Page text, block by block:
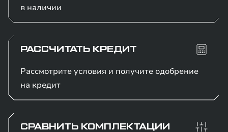
в наличии
РАССЧИТАТЬ КРЕДИТ
Рассмотрите условия и получите одобрение
на кредит
СРАВНИТЬ КОМПЛЕКТАЦИИ